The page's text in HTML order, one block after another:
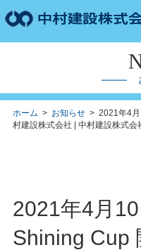
ホーム > お知らせ> 2021年4月
村建設株式会社 | 中村建設株式会
2021年4月
Shining Cup